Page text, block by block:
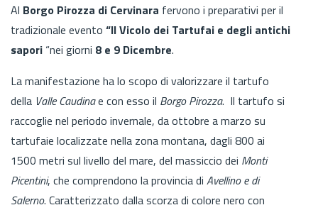
Al Borgo Pirozza di Cervinara fervono i preparativi per il
tradizionale evento “Il Vicolo dei Tartufai e degli antichi
sapori “nei giorni 8 e 9 Dicembre.
La manifestazione ha lo scopo di valorizzare il tartufo
della Valle Caudinae con esso il Borgo Pirozza. Il tartufo si
raccoglie nel periodo invernale, da ottobre a marzo su
tartufaie localizzate nella zona montana, dagli 800 ai
1500 metri sul livello del mare, del massiccio dei Monti
Picentini, che comprendono la provincia di Avellino e di
Salerno. Caratterizzato dalla scorza di colore nero con